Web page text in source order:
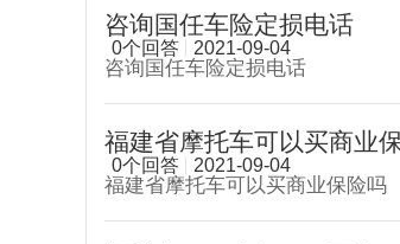
咨询国任车险定损电话
0个回答 2021-09-04
咨询国任车险定损电话
福建省摩托车可以买商业
0个回答 2021-09-04
福建省摩托车可以买商业保险吗